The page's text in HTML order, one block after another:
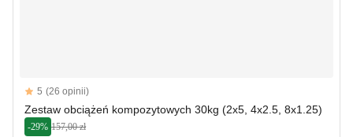
Reviews
5 out of 5 stars
5 (26 opinii)
Zestaw obciążeń kompozytowych 30kg (2x5, 4x2.5, 8x1.25)
-29% 157,00 zł